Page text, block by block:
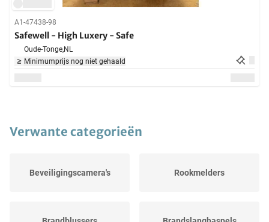
A1-47438-98
Safewell - High Luxery - Safe
Oude-Tonge,NL
Minimumprijs nog niet gehaald
Verwante categorieën
Beveiligingscamera's Rookmelders